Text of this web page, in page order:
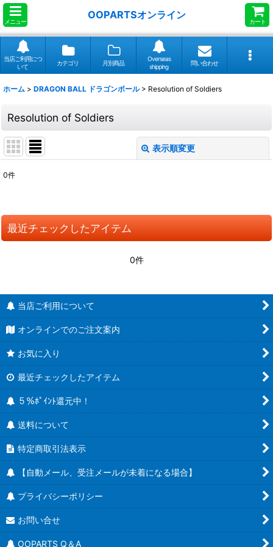
メニュー
OOPARTSオンライン
カート
当店ご利用につ
いて
カテゴリ 月別商品
Overseas
shipping
問い合わせ
ホーム > DRAGON BALL ドラゴンボール > Resolution of Soldiers
Resolution of Soldiers
表示順変更
並び順:
0件
最近チェックしたアイテム
0件
当店ご利用について
オンラインでのご注文案内
お気に入り
最近チェックしたアイテム
５％ﾎﾟｲﾝﾄ還元中！
送料について
特定商取引法表示
【自動メール、受注メールが未着になる場合】
プライバシーポリシー
お問い合せ
OOPARTS Q＆A